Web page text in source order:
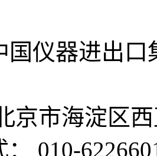
国仪器进出口
京市海淀区
010-